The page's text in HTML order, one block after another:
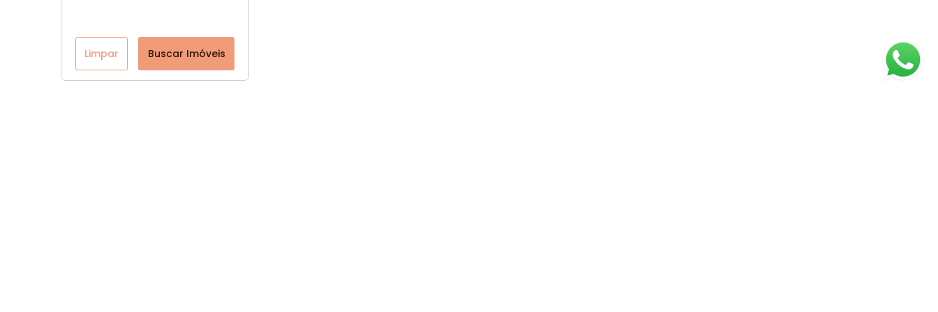
Limpar Buscar Imóveis